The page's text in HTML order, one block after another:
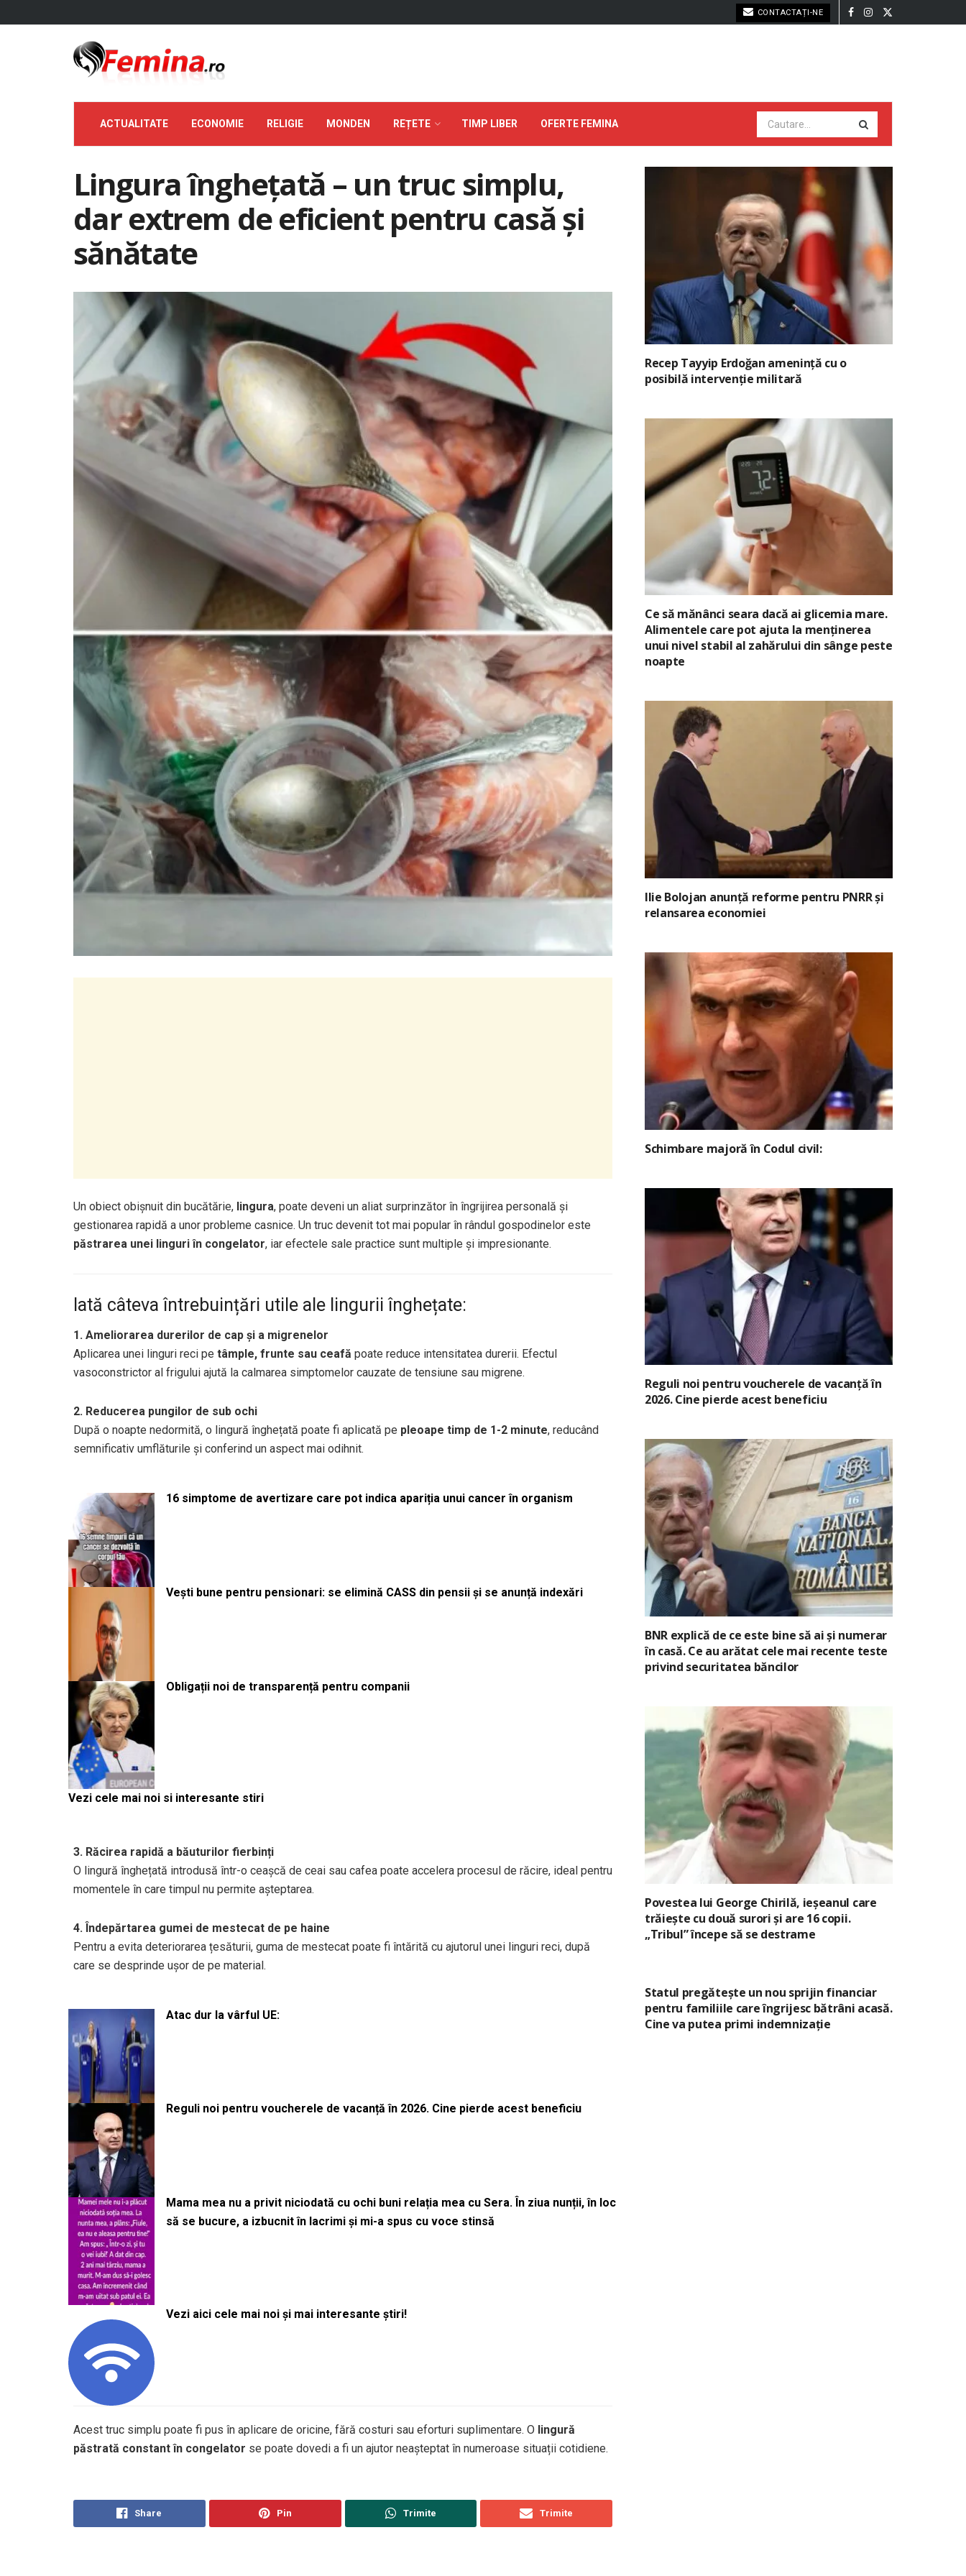
CONTACTAȚI-NE
ACTUALITATE ECONOMIE RELIGIE MONDEN REȚETE TIMP LIBER OFERTE FEMINA
Lingura înghețată – un truc simplu,
dar extrem de eficient pentru casă și
sănătate
Un obiect obișnuit din bucătărie, lingura, poate deveni un aliat surprinzător în îngrijirea personală și
gestionarea rapidă a unor probleme casnice. Un truc devenit tot mai popular în rândul gospodinelor este
păstrarea unei linguri în congelator, iar efectele sale practice sunt multiple și impresionante.
Iată câteva întrebuințări utile ale lingurii înghețate:
1. Ameliorarea durerilor de cap și a migrenelor
Aplicarea unei linguri reci pe tâmple, frunte sau ceafă poate reduce intensitatea durerii. Efectul
vasoconstrictor al frigului ajută la calmarea simptomelor cauzate de tensiune sau migrene.
2. Reducerea pungilor de sub ochi
După o noapte nedormită, o lingură înghețată poate fi aplicată pe pleoape timp de 1-2 minute, reducând
semnificativ umflăturile și conferind un aspect mai odihnit.
16 simptome de avertizare care pot indica apariția unui cancer în organism
Vești bune pentru pensionari: se elimină CASS din pensii și se anunță indexări
Obligații noi de transparență pentru companii
Vezi cele mai noi si interesante stiri
3. Răcirea rapidă a băuturilor fierbinți
O lingură înghețată introdusă într-o ceașcă de ceai sau cafea poate accelera procesul de răcire, ideal pentru
momentele în care timpul nu permite așteptarea.
4. Îndepărtarea gumei de mestecat de pe haine
Pentru a evita deteriorarea țesăturii, guma de mestecat poate fi întărită cu ajutorul unei linguri reci, după
care se desprinde ușor de pe material.
Atac dur la vârful UE:
Reguli noi pentru voucherele de vacanță în 2026. Cine pierde acest beneficiu
Mama mea nu a privit niciodată cu ochi buni relația mea cu Sera. În ziua nunții, în loc
să se bucure, a izbucnit în lacrimi și mi-a spus cu voce stinsă
Vezi aici cele mai noi și mai interesante știri!
Acest truc simplu poate fi pus în aplicare de oricine, fără costuri sau eforturi suplimentare. O lingură
păstrată constant în congelator se poate dovedi a fi un ajutor neașteptat în numeroase situații cotidiene.
Share Pin Trimite Trimite
Recep Tayyip Erdoğan amenință cu o
posibilă intervenție militară
Ce să mănânci seara dacă ai glicemia mare.
Alimentele care pot ajuta la menținerea
unui nivel stabil al zahărului din sânge peste
noapte
Ilie Bolojan anunță reforme pentru PNRR și
relansarea economiei
Schimbare majoră în Codul civil:
Reguli noi pentru voucherele de vacanță în
2026. Cine pierde acest beneficiu
BNR explică de ce este bine să ai și numerar
în casă. Ce au arătat cele mai recente teste
privind securitatea băncilor
Povestea lui George Chirilă, ieșeanul care
trăiește cu două surori și are 16 copii.
„Tribul” începe să se destrame
Statul pregătește un nou sprijin financiar
pentru familiile care îngrijesc bătrâni acasă.
Cine va putea primi indemnizație